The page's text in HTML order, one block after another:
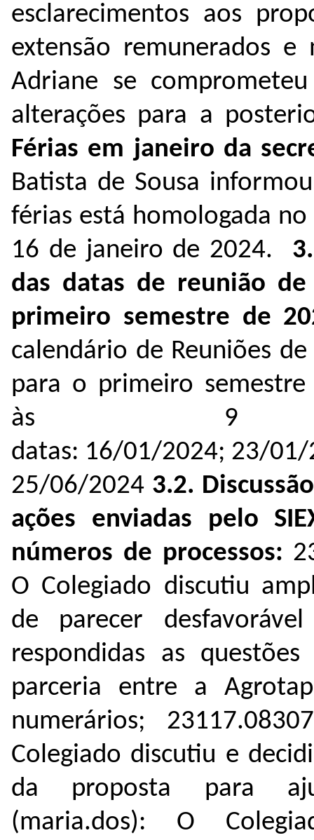
esclarecimentos aos
extensão remunerados e
Adriane se
alterações para a
Férias em janeiro da
Batista de Sousa
férias está homologada
16 de janeiro de 2024.
das datas de reunião
primeiro semestre de
calendário de Reuniões
para o primeiro
às 9
datas: 16/01/2024; 23/
25/06/2024 3.2.
ações enviadas pelo
números de processos:
O Colegiado discutiu
de parecer
respondidas as
parceria entre a
numerários; 23117.
Colegiado discutiu e
da proposta para
(maria.dos): O